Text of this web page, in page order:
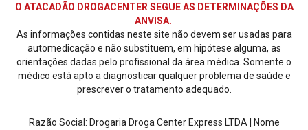
O ATACADÃO DROGACENTER SEGUE AS DETERMINAÇÕES DA
ANVISA.
As informações contidas neste site não devem ser usadas para
automedicação e não substituem, em hipótese alguma, as
orientações dadas pelo profissional da área médica. Somente o
médico está apto a diagnosticar qualquer problema de saúde e
prescrever o tratamento adequado.
Razão Social: Drogaria Droga Center Express LTDA | Nome